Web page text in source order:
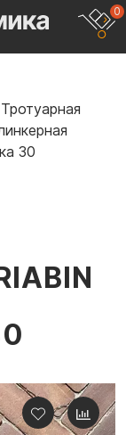
0
Тротуарная
30